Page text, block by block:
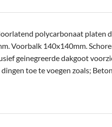
polycarbonaat platen
Voorbalk 140x140mm.
geinegreerde dakgoot
toe te voegen zoals;